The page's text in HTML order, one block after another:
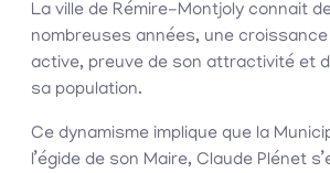
La ville de Rémire-Montjoly connait
nombreuses années, une
active, preuve de son attractivité et
sa population.
Ce dynamisme implique que la
l’égide de son Maire, Claude Plénet